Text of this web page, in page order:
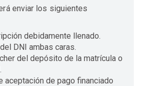
enviar los siguientes
debidamente llenado.
DNI ambas caras.
del depósito de la matrícula o
aceptación de pago financiado